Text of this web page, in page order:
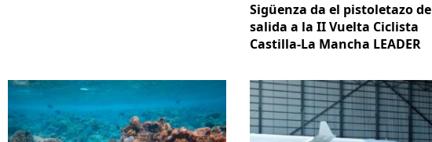
Sigüenza da el pistoletazo de
salida a la II Vuelta Ciclista
Castilla-La Mancha LEADER